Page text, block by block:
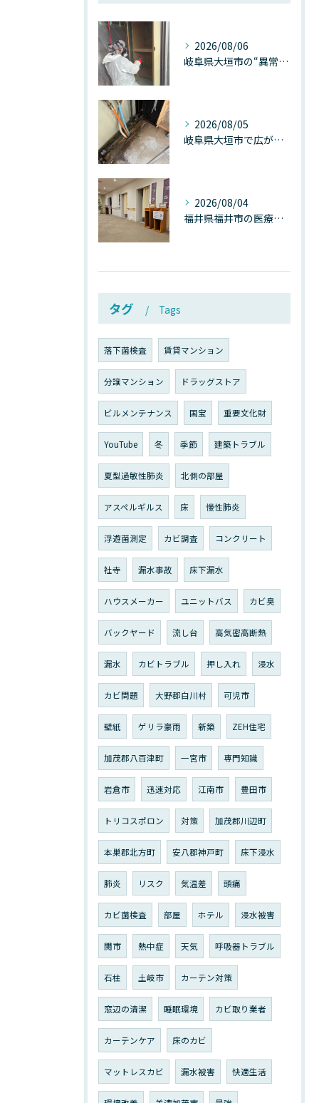
2026/08/06
岐阜県大垣市の“異常に高い気温”が建物内部を腐らせる──深層カビが爆発的に増える本当の理由
2026/08/05
岐阜県大垣市で広がる“深層カビ汚染”──なぜ除カビが必要なのか、建物内部で起きている見えない危機
2026/08/04
福井県福井市の医療施設で広がる“見えないカビ汚染”──なぜ除カビが必須なのか、その本質を徹底解説
タグ Tags
落下菌検査 賃貸マンション
分譲マンション ドラッグストア
ビルメンテナンス 国宝 重要文化財
YouTube 冬 季節 建築トラブル
夏型過敏性肺炎 北側の部屋
アスペルギルス 床 慢性肺炎
浮遊菌測定 カビ調査 コンクリート
社寺 漏水事故 床下漏水
ハウスメーカー ユニットバス カビ臭
バックヤード 流し台 高気密高断熱
漏水 カビトラブル 押し入れ 浸水
カビ問題 大野郡白川村 可児市
壁紙 ゲリラ豪雨 新築 ZEH住宅
加茂郡八百津町 一宮市 専門知識
岩倉市 迅速対応 江南市 豊田市
トリコスポロン 対策 加茂郡川辺町
本巣郡北方町 安八郡神戸町 床下浸水
肺炎 リスク 気温差 頭痛
カビ菌検査 部屋 ホテル 浸水被害
関市 熱中症 天気 呼吸器トラブル
石柱 土岐市 カーテン対策
窓辺の清潔 睡眠環境 カビ取り業者
カーテンケア 床のカビ
マットレスカビ 漏水被害 快適生活